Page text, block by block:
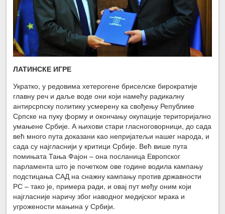
ЛАТИНСКЕ ИГРЕ
Укратко, у редовима хетерогене бриселске бирократије
главну реч и даље воде они који намећу радикалну
антирсрпску политику усмерену ка свођењу Републике
Српске на пуку форму и окончању окупације територијално
умањене Србије. А њихови стари гласноговорници, до сада
већ много пута доказани као непријатељи нашег народа, и
сада су најгласнији у критици Србије. Већ више пута
помињата Тања Фајон – она посланица Европског
парламента што је почетком ове године водила кампању
подстицања САД на снажну кампању против државности
РС – тако је, примера ради, и овај пут међу оним који
најгласније наричу због наводног медијског мрака и
угрожености мањина у Србији.